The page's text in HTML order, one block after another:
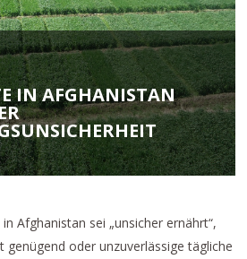
IN AFGHANISTAN
Afghanistan sei „unsicher ernährt“,
genügend oder unzuverlässige tägliche